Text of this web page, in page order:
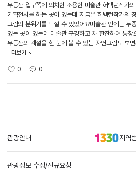
무등산 입구쪽에 의치한 조용한 미술관 허백런작가
기획전시를 하는 곳이 있는데 지금은 허백런작가의
그림의 분위기를 느낄 수 있었어요미술관 안에는 두
있는 곳이 있는데 미술관 구경하고 차 한잔하며 통
무등산의 계절을 한 눈에 볼 수 있는 자연그림도 보
더보기
0 0
관광안내 지역
관광정보 수정/신규요청